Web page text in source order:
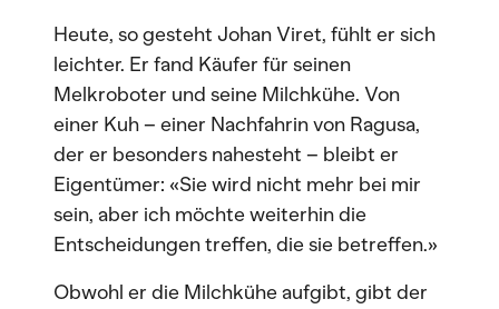
Heute, so gesteht Johan Viret, fühlt er sich
leichter. Er fand Käufer für seinen
Melkroboter und seine Milchkühe. Von
einer Kuh – einer Nachfahrin von Ragusa,
der er besonders nahesteht – bleibt er
Eigentümer: «Sie wird nicht mehr bei mir
sein, aber ich möchte weiterhin die
Entscheidungen treffen, die sie betreffen.»
Obwohl er die Milchkühe aufgibt, gibt der